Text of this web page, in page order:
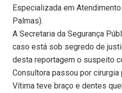
Especializada em
Palmas).
A Secretaria da Segurança
caso está sob segredo de
desta reportagem o suspeito
Consultora passou por cirurgia
Vítima teve braço e dentes